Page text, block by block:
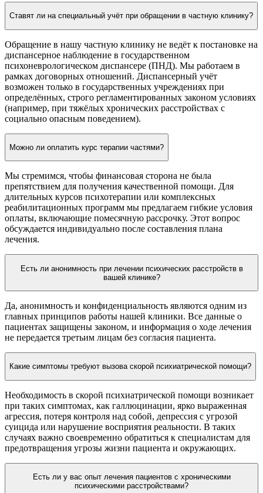
Ставят ли на специальный учёт при обращении в частную клинику?
Обращение в нашу частную клинику не ведёт к постановке на
диспансерное наблюдение в государственном
психоневрологическом диспансере (ПНД). Мы работаем в
рамках договорных отношений. Диспансерный учёт
возможен только в государственных учреждениях при
определённых, строго регламентированных законом условиях
(например, при тяжёлых хронических расстройствах с
социально опасным поведением).
Можно ли оплатить курс терапии частями?
Мы стремимся, чтобы финансовая сторона не была
препятствием для получения качественной помощи. Для
длительных курсов психотерапии или комплексных
реабилитационных программ мы предлагаем гибкие условия
оплаты, включающие помесячную рассрочку. Этот вопрос
обсуждается индивидуально после составления плана
лечения.
Есть ли анонимность при лечении психических расстройств в
вашей клинике?
Да, анонимность и конфиденциальность являются одним из
главных принципов работы нашей клиники. Все данные о
пациентах защищены законом, и информация о ходе лечения
не передается третьим лицам без согласия пациента.
Какие симптомы требуют вызова скорой психиатрической помощи?
Необходимость в скорой психиатрической помощи возникает
при таких симптомах, как галлюцинации, ярко выраженная
агрессия, потеря контроля над собой, депрессия с угрозой
суицида или нарушение восприятия реальности. В таких
случаях важно своевременно обратиться к специалистам для
предотвращения угрозы жизни пациента и окружающих.
Есть ли у вас опыт лечения пациентов с хроническими
психическими расстройствами?